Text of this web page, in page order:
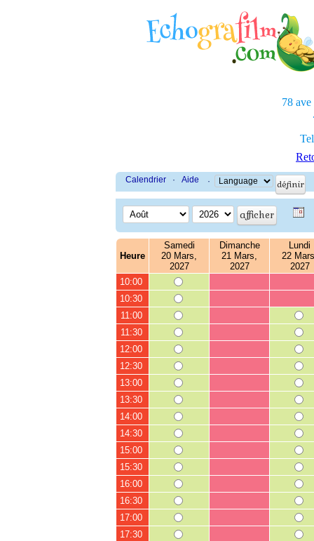
78 ave
Calendrier · Aide ·
Heure
Samedi
20 Mars,
2027
Dimanche
21 Mars,
2027
Lundi
22
2027
10:00
10:30
11:00
11:30
12:00
12:30
13:00
13:30
14:00
14:30
15:00
15:30
16:00
16:30
17:00
17:30